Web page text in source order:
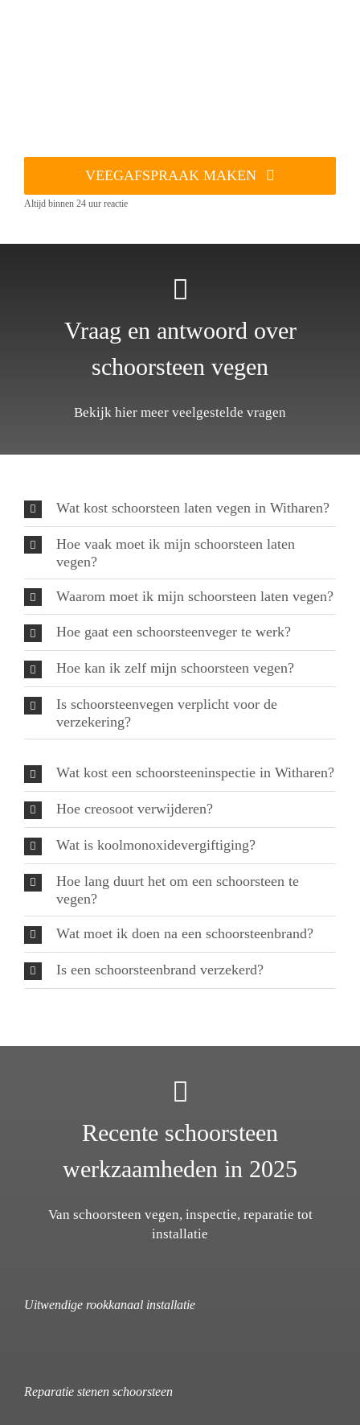
VEEGAFSPRAAK MAKEN
Altijd binnen 24 uur reactie
Vraag en antwoord over
schoorsteen vegen
Bekijk hier meer veelgestelde vragen
Wat kost schoorsteen laten vegen in Witharen?
Hoe vaak moet ik mijn schoorsteen laten
vegen?
Waarom moet ik mijn schoorsteen laten vegen?
Hoe gaat een schoorsteenveger te werk?
Hoe kan ik zelf mijn schoorsteen vegen?
Is schoorsteenvegen verplicht voor de
verzekering?
Wat kost een schoorsteeninspectie in Witharen?
Hoe creosoot verwijderen?
Wat is koolmonoxidevergiftiging?
Hoe lang duurt het om een schoorsteen te
vegen?
Wat moet ik doen na een schoorsteenbrand?
Is een schoorsteenbrand verzekerd?
Recente schoorsteen
werkzaamheden in 2025
Van schoorsteen vegen, inspectie, reparatie tot
installatie
Uitwendige rookkanaal installatie
Reparatie stenen schoorsteen